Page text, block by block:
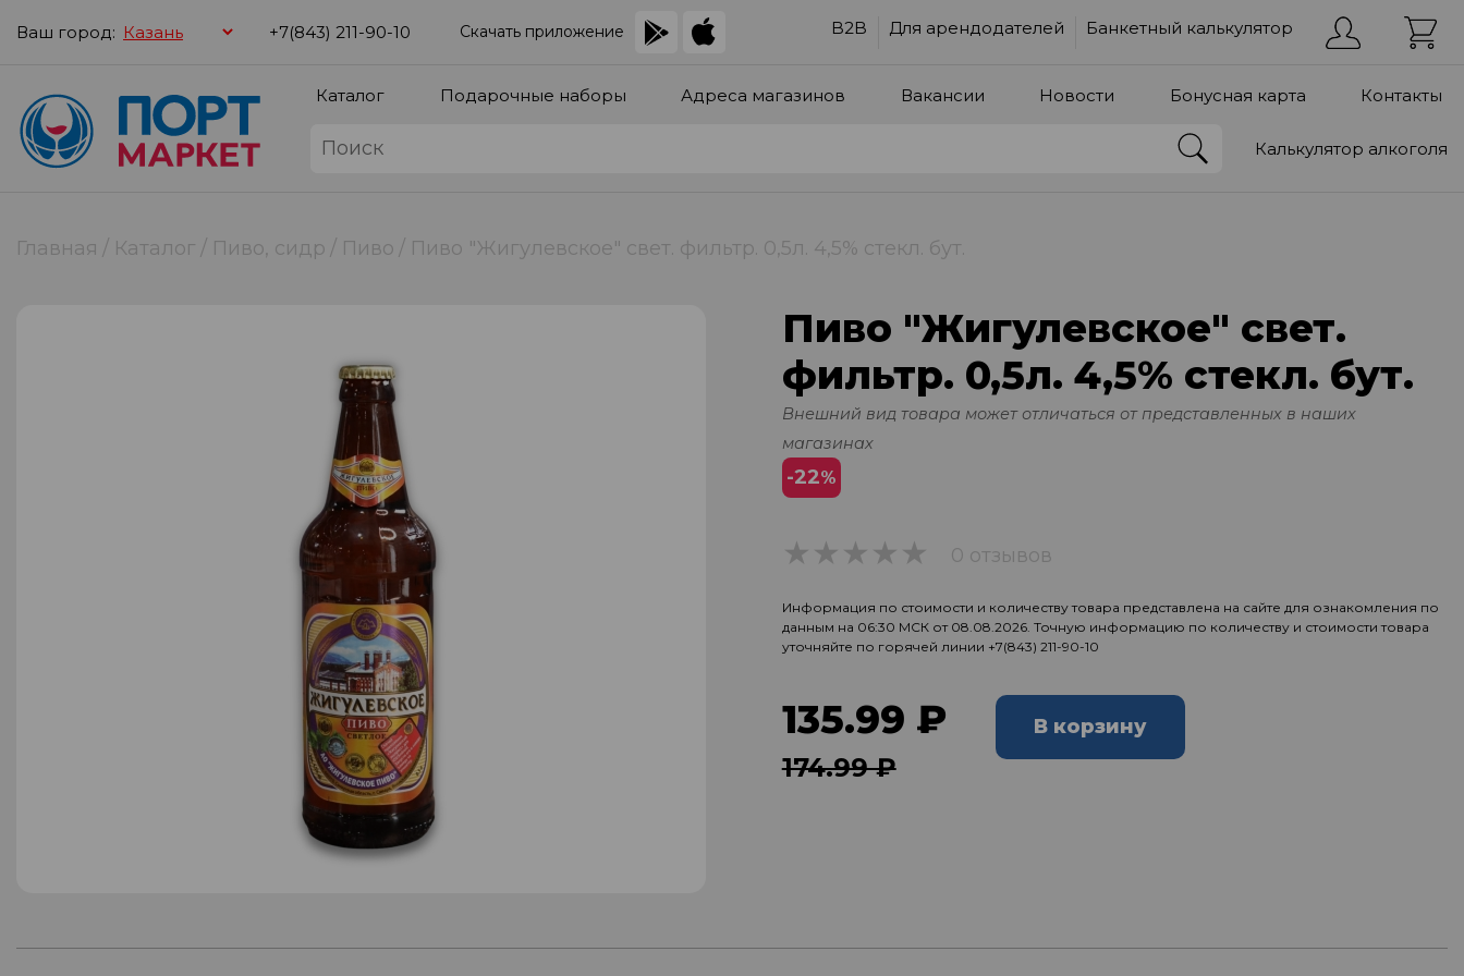
Ваш город: +7(843) 211-90-10 Скачать приложение B2B Для арендодателей Банкетный калькулятор
Каталог Подарочные наборы Адреса магазинов Вакансии Новости Бонусная карта Контакты
Калькулятор алкоголя
Главная Каталог Пиво, сидр Пиво Пиво "Жигулевское" свет. фильтр. 0,5л. 4,5% стекл. бут.
Пиво "Жигулевское" свет.
фильтр. 0,5л. 4,5% стекл. бут.
Внешний вид товара может отличаться от представленных в наших
магазинах
-22%
0 отзывов
Информация по стоимости и количеству товара представлена на сайте для ознакомления по
данным на 06:30 МСК от 08.08.2026. Точную информацию по количеству и стоимости товара
уточняйте по горячей линии +7(843) 211-90-10
135.99 ₽
174.99 ₽
В корзину